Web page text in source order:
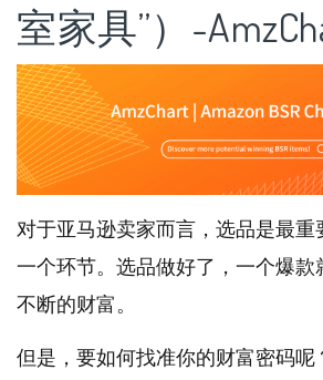
室家具”）-
对于亚马逊卖家而言，选品是最重
一个环节。选品做好了，一个爆
不断的财富。
但是，要如何找准你的财富密码呢